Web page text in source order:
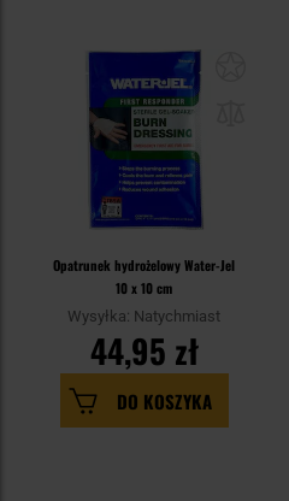
Opatrunek hydrożelowy Water-Jel
10 x 10 cm
Wysyłka: Natychmiast
44,95 zł
DO KOSZYKA